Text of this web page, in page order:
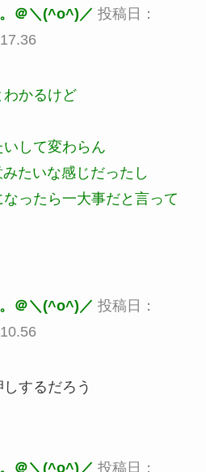
＠＼(^o^)／ 投稿日：
かるけど
して変わらん
たいな感じだったし
ったら一大事だと言って
＠＼(^o^)／ 投稿日：
するだろう
＠＼(^o^)／ 投稿日：